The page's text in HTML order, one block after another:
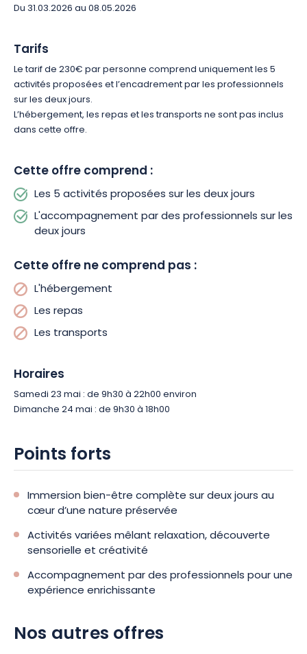
moment précieux pour vous recentrer et repartir
profondément apaisé.
Du 31.03.2026 au 08.05.2026
Tarifs
Le tarif de 230€ par personne comprend uniquement les 5
activités proposées et l’encadrement par les professionnels
sur les deux jours.
L’hébergement, les repas et les transports ne sont pas inclus
dans cette offre.
Cette offre comprend :
Les 5 activités proposées sur les deux jours
L'accompagnement par des professionnels sur les
deux jours
Cette offre ne comprend pas :
L'hébergement
Les repas
Les transports
Horaires
Samedi 23 mai : de 9h30 à 22h00 environ
Dimanche 24 mai : de 9h30 à 18h00
Points forts
Immersion bien-être complète sur deux jours au
cœur d’une nature préservée
Activités variées mêlant relaxation, découverte
sensorielle et créativité
Accompagnement par des professionnels pour une
expérience enrichissante
Nos autres offres